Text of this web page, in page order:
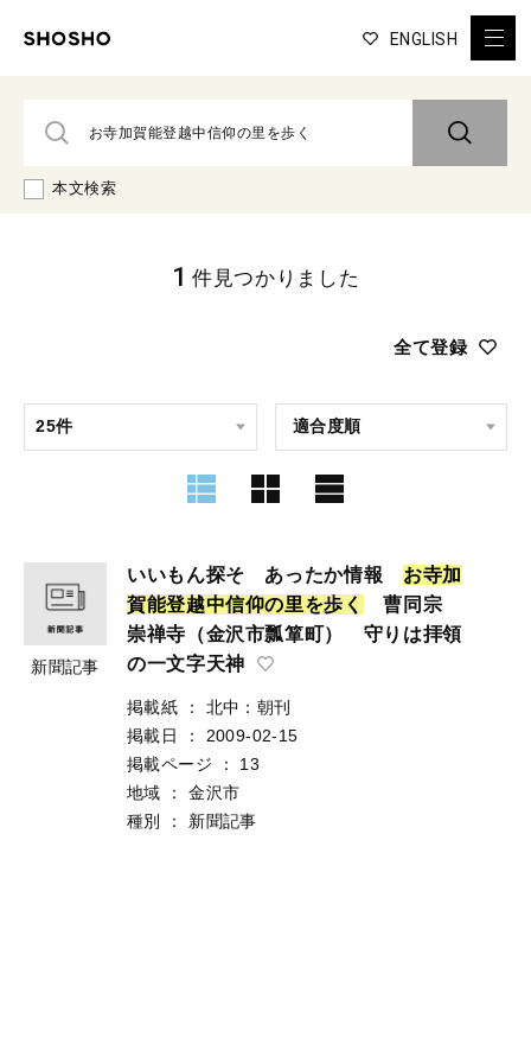
ENGLISH
本文検索
全て登録
1 件見つかりました
新聞記事
いいもん探そ あったか情報 お寺加
賀能登越中信仰の里を歩 く
曹同宗
崇禅寺（金沢市瓢箪町） 守りは拝領
の一文字天神
掲載紙 ：
北中：朝刊
掲載日
：
2009-02-15
掲載ページ
：
13
地域
：
金沢市
種別
： 新聞記事